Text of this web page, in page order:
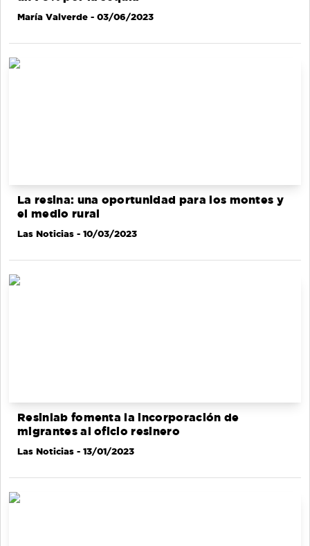
María Valverde - 03/06/2023
La resina: una oportunidad para los montes y
el medio rural
Las Noticias - 10/03/2023
Resinlab fomenta la incorporación de
migrantes al oficio resinero
Las Noticias - 13/01/2023